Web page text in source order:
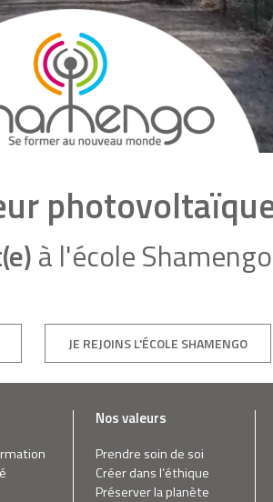
à l'école
JE REJOINS L'ÉCOLE SHAMENGO
Nos valeurs
Prendre soin de soi
Créer dans l’éthique
Préserver la planète